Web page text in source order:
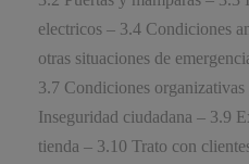
electricos – 3.4 Condiciones
otras situaciones de
3.7 Condiciones
Inseguridad ciudadana – 3.9
tienda – 3.10 Trato con